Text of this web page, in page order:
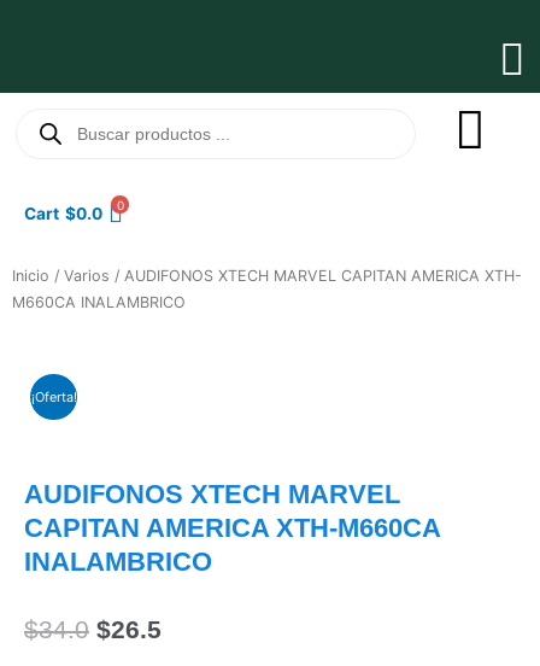
productos
Cart $0.0 0
Inicio / Varios / AUDIFONOS XTECH MARVEL CAPITAN AMERICA XTH-
M660CA INALAMBRICO
¡Oferta!
AUDIFONOS XTECH MARVEL
CAPITAN AMERICA XTH-M660CA
INALAMBRICO
$34.0 El
$26.5